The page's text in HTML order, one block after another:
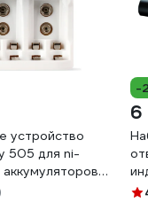
устройство
505 для ni-
SBHC-
-
6